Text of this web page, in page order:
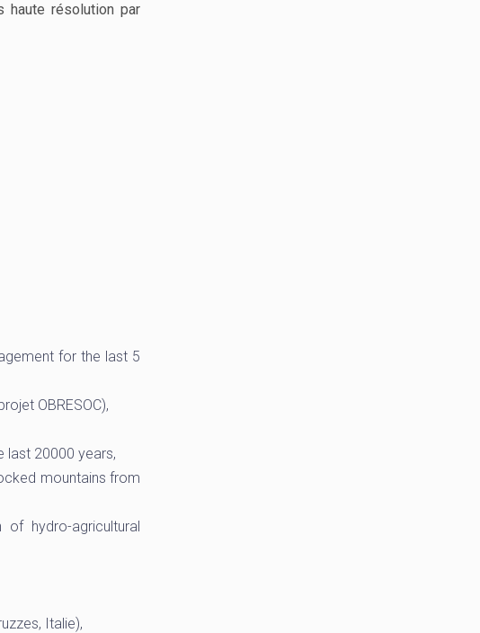
haute résolution par
for the last 5
OBRESOC),
last 20000 years,
mountains from
hydro-agricultural
Italie),